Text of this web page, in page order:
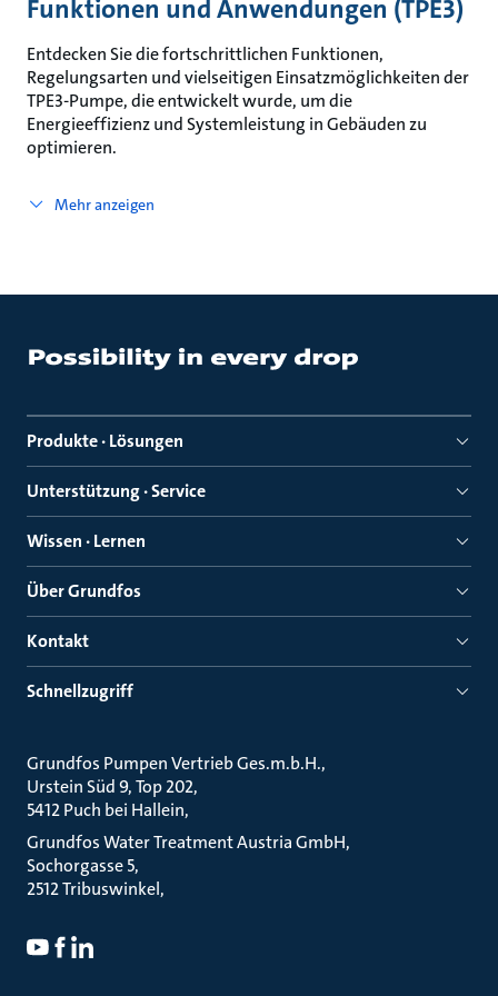
Funktionen und Anwendungen (TPE3)
Entdecken Sie die fortschrittlichen Funktionen,
Regelungsarten und vielseitigen Einsatzmöglichkeiten der
TPE3-Pumpe, die entwickelt wurde, um die
Energieeffizienz und Systemleistung in Gebäuden zu
optimieren.
Mehr anzeigen
Produkte · Lösungen
Unterstützung · Service
Wissen · Lernen
Über Grundfos
Kontakt
Schnellzugriff
Grundfos Pumpen Vertrieb Ges.m.b.H.
Urstein Süd 9, Top 202
5412 Puch bei Hallein
Grundfos Water Treatment Austria GmbH
Sochorgasse 5
2512 Tribuswinkel